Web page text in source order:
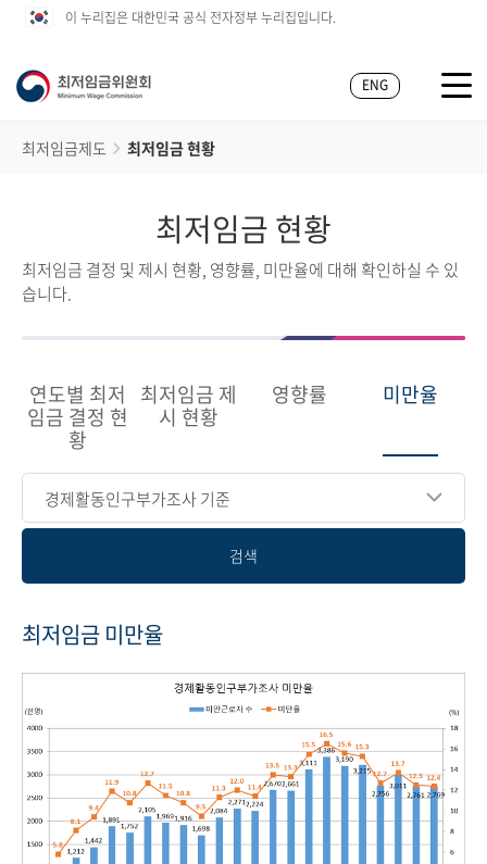
이 누리집은 대한민국 공식 전자정부 누리집입니다.
ENG
최저임금제도 최저임금 현황
최저임금 현황
최저임금 결정 및 제시 현황, 영향률, 미만율에 대해 확인하실 수 있
습니다.
연도별 최저
임금 결정 현
황
최저임금 제
시 현황
영향률 미만율
경제활동인구부가조사 기준
검색
최저임금 미만율